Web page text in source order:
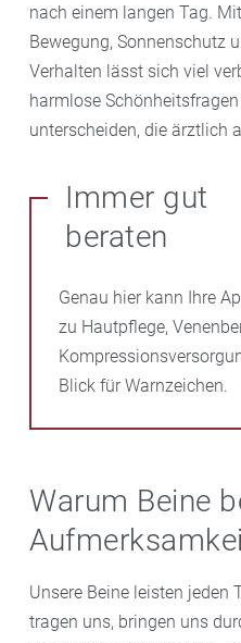
nach einem langen Tag.
Bewegung, Sonnenschutz
Verhalten lässt sich viel
harmlose
unterscheiden, die ärztlich
Immer gut
beraten
Genau hier kann Ihre
zu Hautpflege,
Blick für Warnzeichen.
Warum Beine
Unsere Beine leisten jeden
tragen uns, bringen uns